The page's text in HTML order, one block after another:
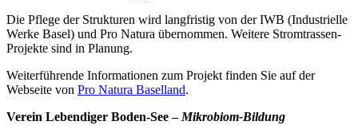
Die Pflege der Strukturen wird langfristig von der IWB (Industrielle
Werke Basel) und Pro Natura übernommen. Weitere Stromtrassen-
Projekte sind in Planung.
Weiterführende Informationen zum Projekt finden Sie auf der
Webseite von Pro Natura Baselland.
Verein Lebendiger Boden-See – Mikrobiom-Bildung